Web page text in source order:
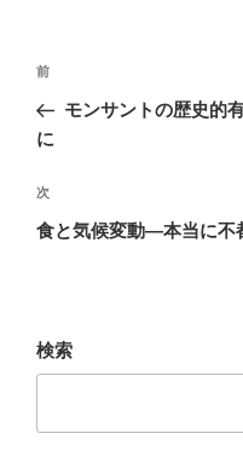
投
稿
ナ
ゲ
ー
ン
前
の
投
前
モンサントの歴史的
に
次
の
次
食と気候変動—本当に不
検索